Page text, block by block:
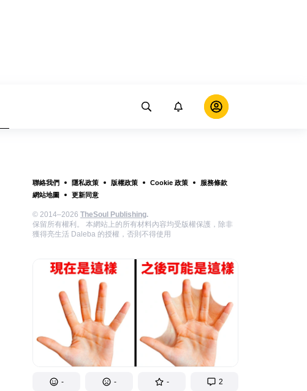
聯絡我們 隱私政策 版權政策 Cookie 政策
服務條款
網站地圖
更新同意
© 2014–2026 TheSoul Publishing.
保留所有權利。 本網站上的所有材料內容均受版權保護，除非
獲得亮生活 Daleba 的授權，否則不得使用
- - - 2